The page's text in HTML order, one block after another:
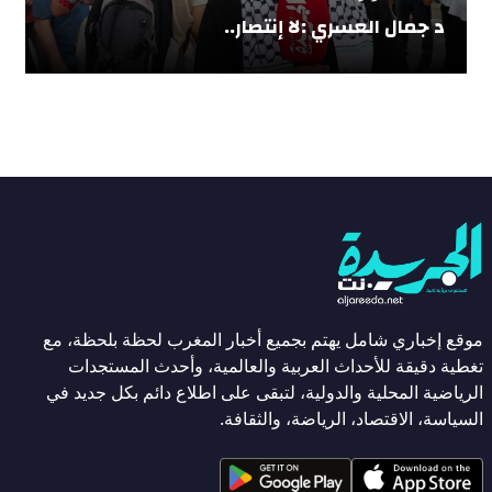
د جمال العسري :لا إنتصار..
موقع إخباري شامل يهتم بجميع أخبار المغرب لحظة بلحظة، مع
تغطية دقيقة للأحداث العربية والعالمية، وأحدث المستجدات
الرياضية المحلية والدولية، لتبقى على اطلاع دائم بكل جديد في
السياسة، الاقتصاد، الرياضة، والثقافة.